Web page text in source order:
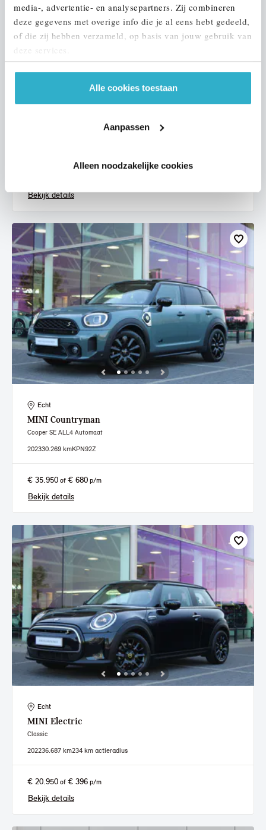
media-, advertentie- en analysepartners. Zij combineren
deze gegevens met overige info die je al eens hebt gedeeld,
of die zij hebben verzameld, op basis van jouw gebruik van
deze services.
Alle cookies toestaan
Aanpassen
Alleen noodzakelijke cookies
Eindhoven
Bekijk details
Echt
MINI Countryman
Cooper SE ALL4 Automaat
202330.269 kmKPN92Z
€ 35.950 of € 680 p/m
Bekijk details
Echt
MINI Electric
Classic
202236.687 km234 km actieradius
€ 20.950 of € 396 p/m
Bekijk details